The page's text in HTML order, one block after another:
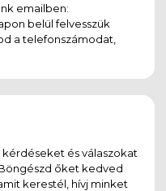
emailben:
belül felvesszük
a telefonszámodat,
és válaszokat
őket kedved
kerestél, hívj minket